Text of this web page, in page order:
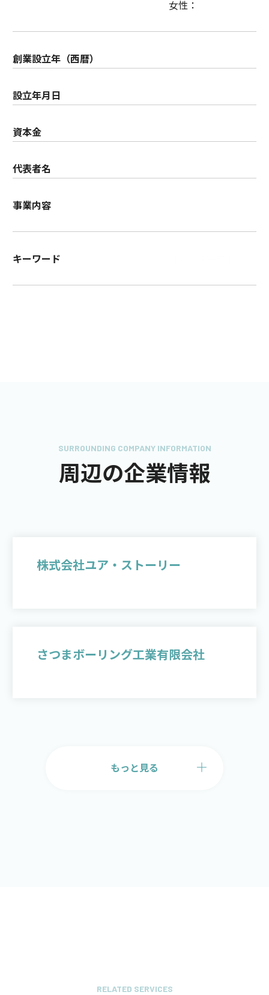
女性：
創業設立年（西暦）
設立年月日
資本金
代表者名
事業内容
キーワード
SURROUNDING COMPANY INFORMATION
周辺の企業情報
株式会社ユア・ストーリー
さつまボーリング工業有限会社
もっと見る
RELATED SERVICES